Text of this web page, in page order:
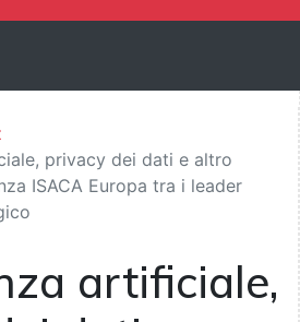
privacy dei dati e altro
ISACA Europa tra i leader
artificiale,